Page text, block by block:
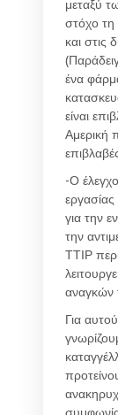
μεταξύ
στόχο τη
και στις
ένα
είναι
Αμερική
-Ο
εργασίας
για την
την
ΤΤΙΡ
αναγκών
Για